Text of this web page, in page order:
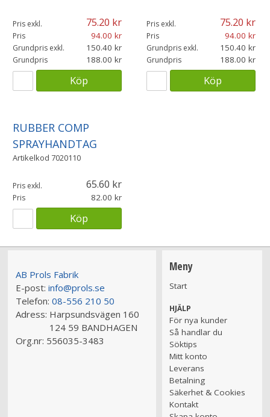
Pris exkl. 75.20
Pris 94.00
Grundpris exkl. 150.40
Grundpris 188.00
Köp
Pris exkl. 75.20
Pris 94.00
Grundpris exkl. 150.40
Grundpris 188.00
Köp
RUBBER COMP
SPRAYHANDTAG
Artikelkod 7020110
Pris exkl. 65.60
Pris 82.00
Köp
AB Prols Fabrik
E-post: info@prols.se
Telefon: 08-556 210 50
Adress: Harpsundsvägen 160
124 59 BANDHAGEN
Org.nr: 556035-3483
Meny
Start
HJÄLP
För nya kunder
Så handlar du
Söktips
Mitt konto
Leverans
Betalning
Säkerhet & Cookies
Kontakt